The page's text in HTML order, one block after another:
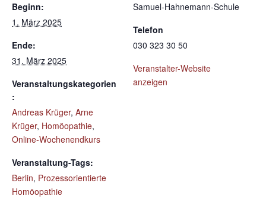
Beginn:
1. März 2025
Ende:
31. März 2025
Veranstaltungskategorien
:
Andreas Krüger, Arne
Krüger, Homöopathie,
Online-Wochenendkurs
Veranstaltung-Tags:
Berlin, Prozessorientierte
Homöopathie
Samuel-Hahnemann-Schule
Telefon
030 323 30 50
Veranstalter-Website
anzeigen